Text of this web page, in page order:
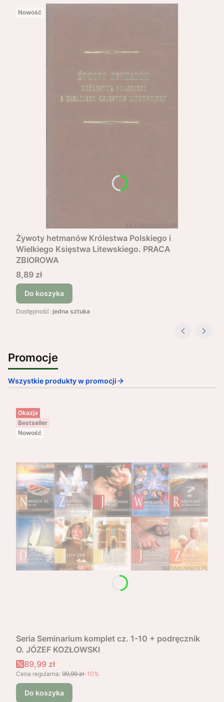
Nowość
Żywoty hetmanów Królestwa Polskiego i
Wielkiego Księstwa Litewskiego. PRACA
ZBIOROWA
Cena
8,89 zł
Do koszyka
Dostępność: jedna sztuka
Promocje
Wszystkie produkty w promocji
Okazja
Bestseller
Nowość
Seria Seminarium komplet cz. 1-10 + podręcznik
O. JÓZEF KOZŁOWSKI
Cena promocyjna
89,99 zł
Cena regularna: 99,99 zł-10%
Do koszyka